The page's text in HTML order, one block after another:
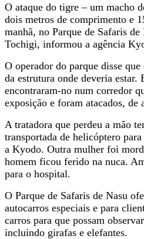
O ataque do tigre – um macho
dois metros de comprimento e
manhã, no Parque de Safaris
Tochigi, informou a agência
O operador do parque disse
da estrutura onde deveria estar.
encontraram-no num corredor
exposição e foram atacados, de
A tratadora que perdeu a mão
transportada de helicóptero
a Kyodo. Outra mulher foi
homem ficou ferido na nuca.
para o hospital.
O Parque de Safaris de Nasu
autocarros especiais e para
carros para que possam
incluindo girafas e elefantes.